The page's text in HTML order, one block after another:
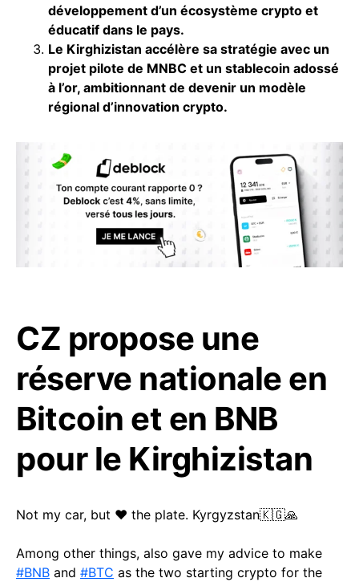
développement d’un écosystème crypto et
éducatif dans le pays.
Le Kirghizistan accélère sa stratégie avec un
projet pilote de MNBC et un stablecoin adossé
à l’or, ambitionnant de devenir un modèle
régional d’innovation crypto.
CZ propose une
réserve nationale en
Bitcoin et en BNB
pour le Kirghizistan
Not my car, but ❤️ the plate. Kyrgyzstan🇰🇬🙏
Among other things, also gave my advice to make
#BNB and #BTC as the two starting crypto for the